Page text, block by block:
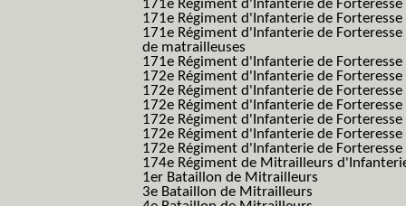
171e Régiment d'Infanterie de Forteresse
171e Régiment d'Infanterie de
171e Régiment d'Infanterie de
de matrailleuses
171e Régiment d'Infanterie de
172e Régiment d'Infanterie de Forteresse
172e Régiment d'Infanterie de Forteresse
172e Régiment d'Infanterie de
172e Régiment d'Infanterie de
172e Régiment d'Infanterie de
172e Régiment d'Infanterie de
174e Régiment de Mitrailleurs
1er Bataillon de Mitrailleurs
3e Bataillon de Mitrailleurs